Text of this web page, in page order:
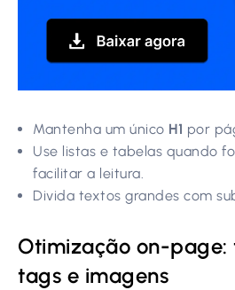
Mantenha um único H1 por
Use listas e tabelas quando
facilitar a leitura.
Divida textos grandes com
Otimização on-page:
tags e imagens